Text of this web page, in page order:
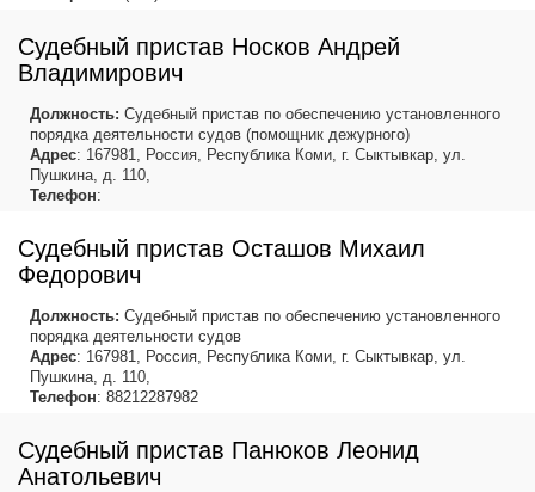
Судебный пристав Носков Андрей
Владимирович
Должность: Судебный пристав по обеспечению установленного
порядка деятельности судов (помощник дежурного)
Адрес: 167981, Россия, Республика Коми, г. Сыктывкар, ул.
Пушкина, д. 110,
Телефон:
Судебный пристав Осташов Михаил
Федорович
Должность: Судебный пристав по обеспечению установленного
порядка деятельности судов
Адрес: 167981, Россия, Республика Коми, г. Сыктывкар, ул.
Пушкина, д. 110,
Телефон: 88212287982
Судебный пристав Панюков Леонид
Анатольевич